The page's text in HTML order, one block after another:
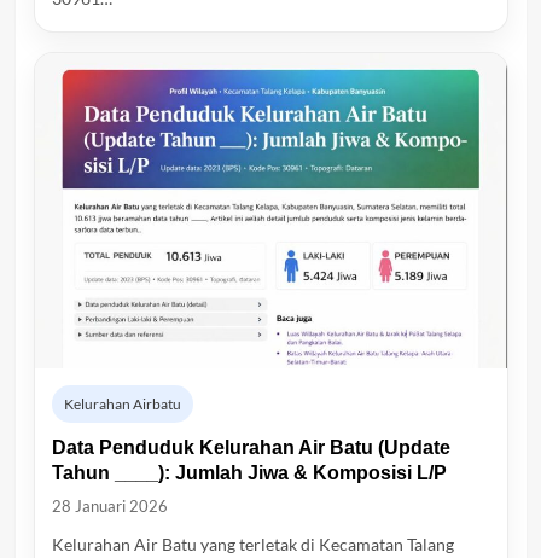
Kelurahan Airbatu
Data Penduduk Kelurahan Air Batu (Update
Tahun ____): Jumlah Jiwa & Komposisi L/P
28 Januari 2026
Kelurahan Air Batu yang terletak di Kecamatan Talang